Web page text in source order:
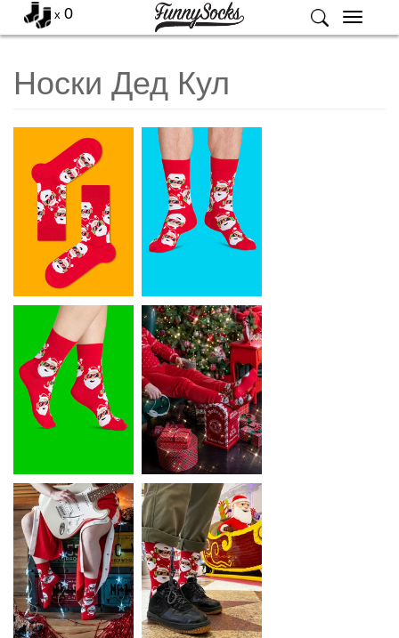
Меню
x 0
Носки Дед Кул